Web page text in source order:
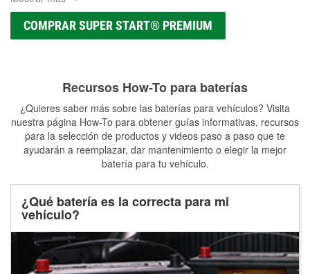
COMPRAR SUPER START® PREMIUM
Recursos How-To para baterías
¿Quieres saber más sobre las baterías para vehículos? Visita
nuestra página How-To para obtener guías informativas, recursos
para la selección de productos y videos paso a paso que te
ayudarán a reemplazar, dar mantenimiento o elegir la mejor
batería para tu vehículo.
¿Qué batería es la correcta para mi
vehículo?